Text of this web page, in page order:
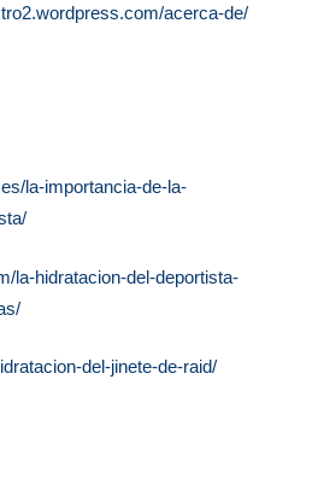
acerca-de/
la-importancia-de-la-
la-hidratacion-del-deportista-
del-jinete-de-raid/